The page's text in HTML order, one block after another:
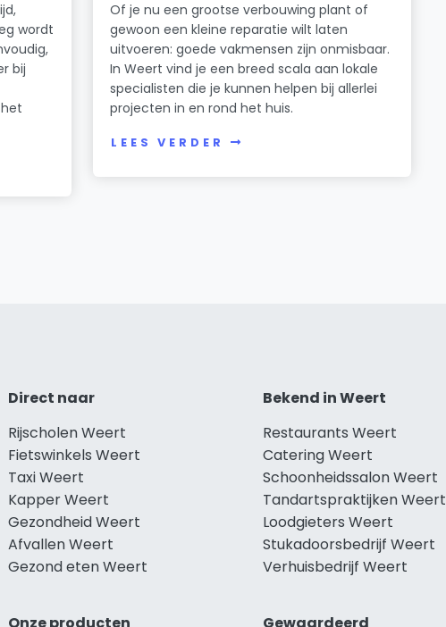
wordt
bij
Of je nu een grootse verbouwing plant of
gewoon een kleine reparatie wilt laten
uitvoeren: goede vakmensen zijn onmisbaar.
In Weert vind je een breed scala aan lokale
specialisten die je kunnen helpen bij allerlei
projecten in en rond het huis.
LEES VERDER
Direct naar
Rijscholen Weert
Fietswinkels Weert
Taxi Weert
Kapper Weert
Gezondheid Weert
Afvallen Weert
Gezond eten Weert
Bekend in Weert
Restaurants Weert
Catering Weert
Schoonheidssalon Weert
Tandartspraktijken Weert
Loodgieters Weert
Stukadoorsbedrijf Weert
Verhuisbedrijf Weert